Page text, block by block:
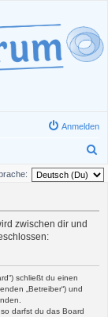
Anmelden
u
zwischen dir und
schließt du einen
„Betreiber“) und
darfst du das Board